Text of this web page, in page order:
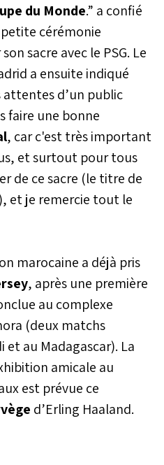
le staff technique
les derniers
tactiques. Par
les Lions de l’Atlas
aborder la
du monde à la 7e
du classement FIFA
la défaite surprise
du Monde.” a confié
cérémonie
sacre avec le PSG. Le
a ensuite indiqué
d’un public
faire une bonne
, car c'est très important
et surtout pour tous
de ce sacre (le titre de
et je remercie tout le
marocaine a déjà pris
, après une première
au complexe
(deux matchs
et au Madagascar). La
amicale au
est prévue ce
d’Erling Haaland.